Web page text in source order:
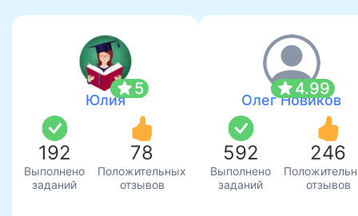
star5
Юлия
192
Выполнено
заданий
78
Положительных
отзывов
star4.99
Олег Новиков
592
Выполнено
заданий
246
отзывов